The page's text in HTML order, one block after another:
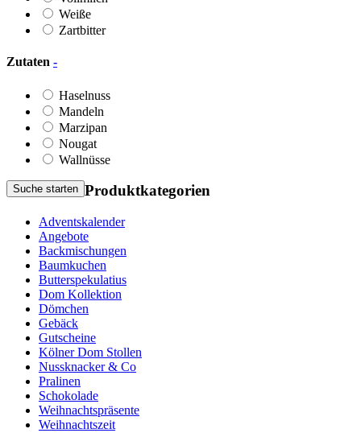
Weiße
Zartbitter
Zutaten -
Haselnuss
Mandeln
Marzipan
Nougat
Wallnüsse
Suche starten Produktkategorien
Adventskalender
Angebote
Backmischungen
Baumkuchen
Butterspekulatius
Dom Kollektion
Dömchen
Gebäck
Gutscheine
Kölner Dom Stollen
Nussknacker & Co
Pralinen
Schokolade
Weihnachtspräsente
Weihnachtszeit